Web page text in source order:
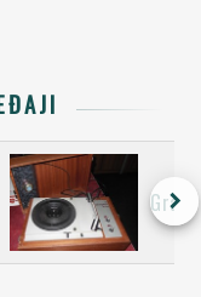
keyboard_arrow_right